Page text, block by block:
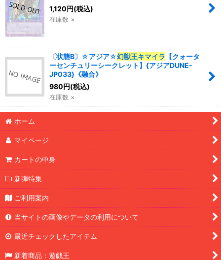
1,120円(税込)
在庫数 ×
〔状態B〕☆アジア☆幻獣王キマイラ 【クォータ
ーセンチュリーシークレット】{アジアDUNE-
JP033}《融合》
980円(税込)
在庫数 ×
ホーム
マイページ
カートの中身
新弾特集
ご利用案内
当サイトの画像やデータの利用について
最近チェックしたアイテム
新着商品：遊戯王